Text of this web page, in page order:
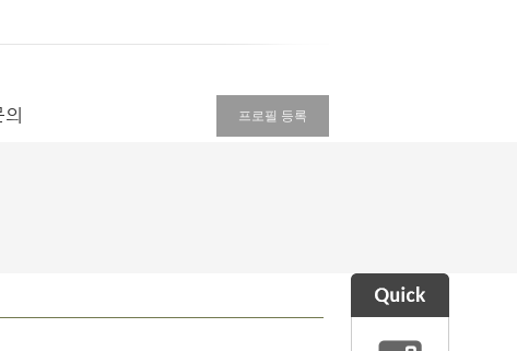
의 프로필 등록